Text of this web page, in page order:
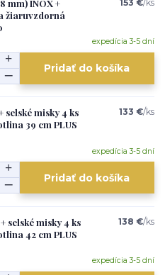
mm) INOX +
žiaruvzdorná
153 €/ks
expedícia 3-5 dní
Pridať do košíka
selské misky 4 ks
39 cm PLUS
133 €/ks
expedícia 3-5 dní
Pridať do košíka
selské misky 4 ks
42 cm PLUS
138 €/ks
expedícia 3-5 dní